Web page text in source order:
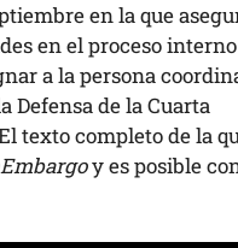
en la que
en el proceso
a la persona
Defensa de la Cuarta
texto completo de la
y es posible